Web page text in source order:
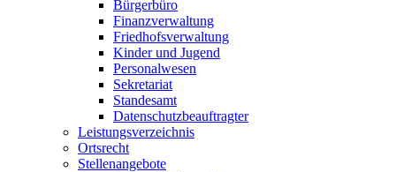
Bürgerbüro
Finanzverwaltung
Friedhofsverwaltung
Kinder und Jugend
Personalwesen
Sekretariat
Standesamt
Datenschutzbeauftragter
Leistungsverzeichnis
Ortsrecht
Stellenangebote